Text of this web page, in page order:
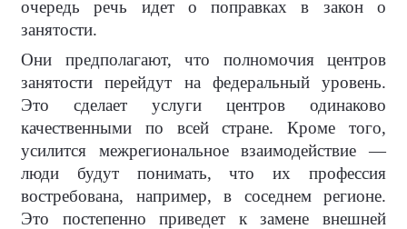
очередь речь идет о поправках в закон о
занятости.
Они предполагают, что полномочия центров
занятости перейдут на федеральный уровень.
Это сделает услуги центров одинаково
качественными по всей стране. Кроме того,
усилится межрегиональное взаимодействие —
люди будут понимать, что их профессия
востребована, например, в соседнем регионе.
Это постепенно приведет к замене внешней